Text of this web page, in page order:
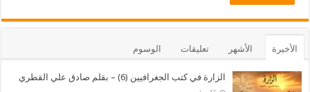
الأخيرة الأشهر تعليقات الوسوم
الزارة في كتب الجغرافيين (6) – بقلم صادق علي القطري